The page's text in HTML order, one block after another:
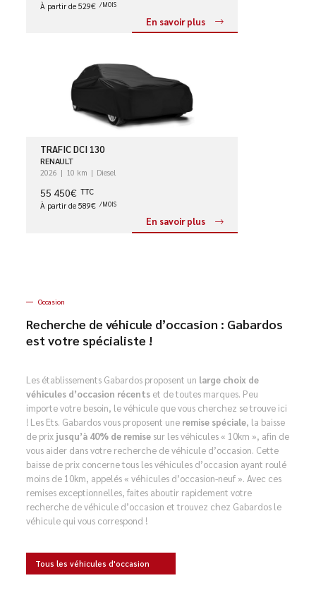
À partir de 529€ /MOIS
En savoir plus
TRAFIC DCI 130
RENAULT
2026 10 km Diesel
55 450€ TTC
À partir de 589€ /MOIS
En savoir plus
Occasion
Recherche de véhicule d’occasion : Gabardos
est votre spécialiste !
Les établissements Gabardos proposent un large choix de
véhicules d’occasion récents et de toutes marques. Peu
importe votre besoin, le véhicule que vous cherchez se trouve ici
! Les Ets. Gabardos vous proposent une remise spéciale, la baisse
de prix jusqu’à 40% de remise sur les véhicules « 10km », afin de
vous aider dans votre recherche de véhicule d’occasion. Cette
baisse de prix concerne tous les véhicules d’occasion ayant roulé
moins de 10km, appelés « véhicules d’occasion-neuf ». Avec ces
remises exceptionnelles, faites aboutir rapidement votre
recherche de véhicule d’occasion et trouvez chez Gabardos le
véhicule qui vous correspond !
Tous les véhicules d'occasion